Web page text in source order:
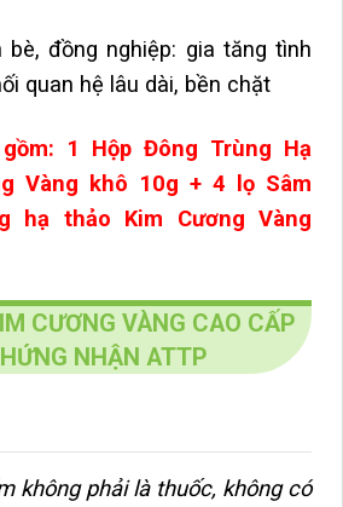
bè, đồng nghiệp: gia tăng tình
quan hệ lâu dài, bền chặt
1 Hộp Đông Trùng Hạ
Vàng khô 10g + 4 lọ Sâm
hạ thảo Kim Cương Vàng
CƯƠNG VÀNG CAO CẤP
NHẬN ATTP
không phải là thuốc, không có